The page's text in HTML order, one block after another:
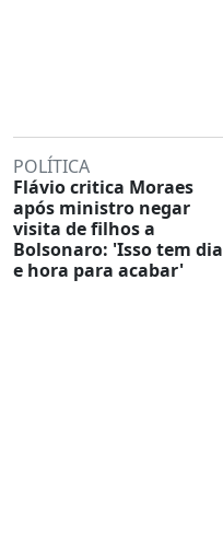
POLÍTICA
Flávio critica Moraes
após ministro negar
visita de filhos a
Bolsonaro: 'Isso tem dia
e hora para acabar'